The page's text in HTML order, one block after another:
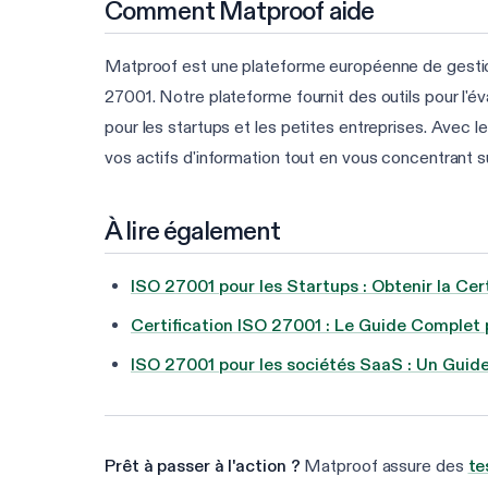
Comment Matproof aide
Matproof est une plateforme européenne de
27001. Notre plateforme fournit des outils pour
pour les startups et les petites entreprises. Avec
vos actifs d'information tout en vous concentrant
À lire également
ISO 27001 pour les Startups : Obtenir la
Certification ISO 27001 : Le Guide Complet
ISO 27001 pour les sociétés SaaS : Un
Prêt à passer à l'action ? Matproof assure des